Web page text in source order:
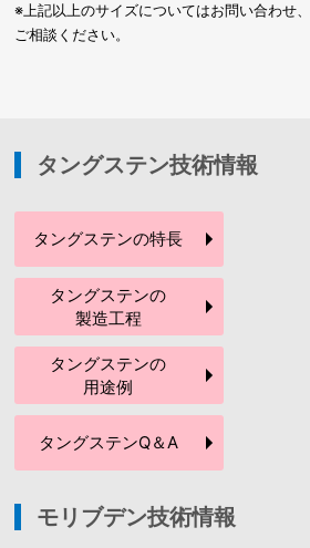
※上記以上のサイズについてはお問い合わせ、
ご相談ください。
タングステン技術情報
タングステンの特長
タングステンの
製造工程
タングステンの
用途例
タングステンQ＆A
モリブデン技術情報